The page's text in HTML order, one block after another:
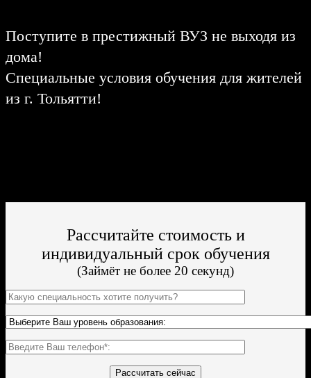
Поступите в престижный ВУЗ не выходя из
дома!
Специальные условия обучения для жителей
из г. Тольятти!
Рассчитайте стоимость и
индивидуальный срок обучения
(Займёт не более 20 секунд)